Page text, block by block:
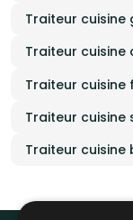
Traiteur cuisine
Traiteur cuisine
Traiteur cuisine